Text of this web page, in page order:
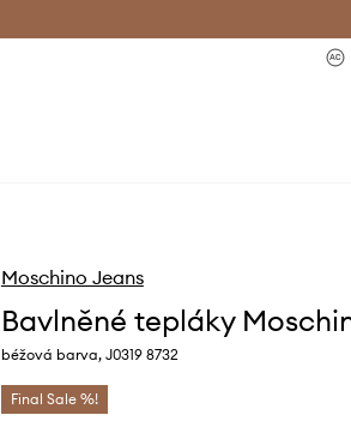
Moschino Jeans
Bavlněné tepláky
béžová barva, J0319 8732
Final Sale %!